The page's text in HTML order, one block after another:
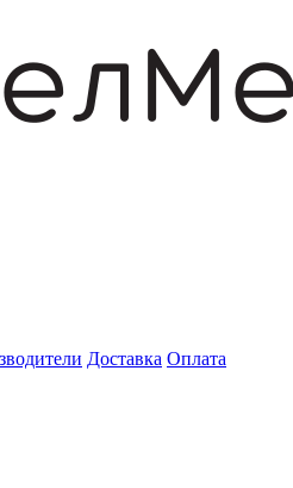
Доставка Оплата